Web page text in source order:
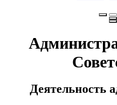
Деятельность